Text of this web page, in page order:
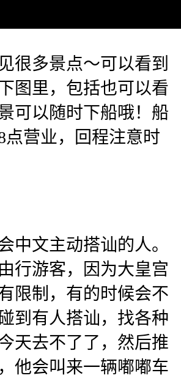
很多景点～可以看到
图里，包括也可以看
可以随时下船哦！船
点营业，回程注意时
中文主动搭讪的人。
行游客，因为大皇宫
限制，有的时候会不
到有人搭讪，找各种
天去不了了，然后推
他会叫来一辆嘟嘟车